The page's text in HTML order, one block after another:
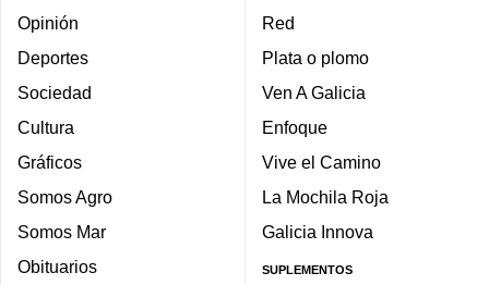
Opinión
Deportes
Sociedad
Cultura
Gráficos
Somos Agro
Somos Mar
Obituarios
Red
Plata o plomo
Ven A Galicia
Enfoque
Vive el Camino
La Mochila Roja
Galicia Innova
SUPLEMENTOS